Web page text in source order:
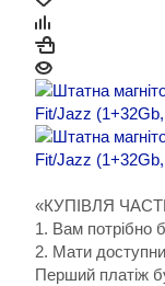
«КУПІВЛЯ
1. Вам потрібно
2. Мати
Перший платіж